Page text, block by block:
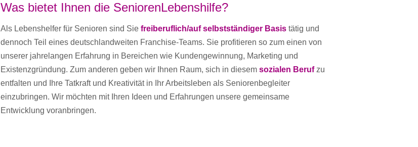
Was bietet Ihnen die SeniorenLebenshilfe?
Als Lebenshelfer für Senioren sind Sie freiberuflich/auf selbstständiger Basistätig und
dennoch Teil eines deutschlandweiten Franchise-Teams. Sie profitieren so zum einen von
unserer jahrelangen Erfahrung in Bereichen wie Kundengewinnung, Marketing und
Existenzgründung. Zum anderen geben wir Ihnen Raum, sich in diesem sozialen Berufzu
entfalten und Ihre Tatkraft und Kreativität in Ihr Arbeitsleben als Seniorenbegleiter
einzubringen. Wir möchten mit Ihren Ideen und Erfahrungen unsere gemeinsame
Entwicklung voranbringen.